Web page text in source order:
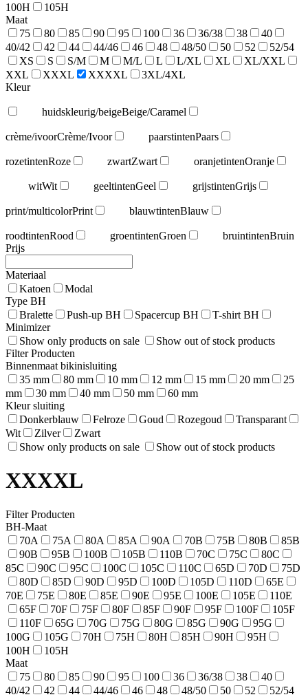
100H
105H
Maat
75
80 85 90 95 100 36 36/38 38
40
40/42
42 44 44/46 46 48 48/50 50 52
52/54
XS
S S/M M M/L L L/XL XL
XL/XXL
XXL
XXXL XXXXL
3XL/4XL
Kleur
huidskleurig/beigeBeige/Caramel
crème/ivoorCrème/Ivoor paarstintenPaars
rozetintenRoze zwartZwart oranjetintenOranje
witWit geeltintenGeel grijstintenGrijs
print/multicolorPrint blauwtintenBlauw
roodtintenRood groentintenGroen bruintintenBruin
Prijs
Materiaal
Katoen
Modal
Type BH
Bralette
Push-up BH Spacercup BH
T-shirt BH
Minimizer
Show only products on sale
Show out of stock products
Filter Producten
Binnenmaat bikinisluiting
35 mm
80 mm 10 mm 12 mm 15 mm 20 mm
25
mm
30 mm 40 mm 50 mm
60 mm
Kleur sluiting
Donkerblauw
Felroze Goud Rozegoud
Transparant
Wit
Zilver
Zwart
Show only products on sale
Show out of stock products
XXXXL
Filter Producten
BH-Maat
70A
75A 80A 85A 90A 70B 75B 80B
85B
90B
95B 100B 105B 110B 70C 75C
80C
85C
90C 95C 100C 105C 110C 65D 70D
75D
80D
85D 90D 95D 100D 105D 110D
65E
70E
75E 80E 85E 90E 95E 100E 105E
110E
65F
70F 75F 80F 85F 90F 95F 100F
105F
110F
65G 70G 75G 80G 85G 90G
95G
100G
105G 70H 75H 80H 85H 90H
95H
100H
105H
Maat
75
80 85 90 95 100 36 36/38 38
40
40/42
42 44 44/46 46 48 48/50 50 52
52/54